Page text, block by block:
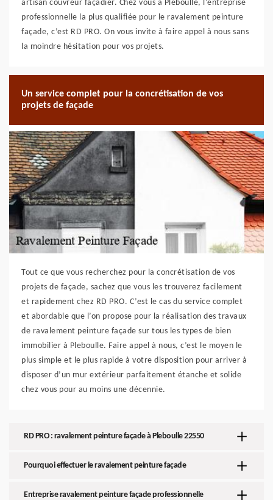
artisan couvreur façadier. Chez vous à Pleboulle, l’entreprise
professionnelle la plus qualifiée pour le ravalement peinture
façade, c’est RD PRO. On vous invite à faire appel à nous sans
la moindre hésitation pour vos projets.
Un service complet pour la concrétisation de vos
projets de façade
Tout ce que vous recherchez pour la concrétisation de vos
projets de façade, sachez que vous les trouverez facilement
et rapidement chez RD PRO. C’est le cas du service complet
et abordable que l’on propose pour la réalisation des travaux
de ravalement peinture façade sur tous les types de bien
immobilier à Pleboulle. Faire appel à nous, c’est le moyen le
plus simple et le plus rapide à votre disposition pour arriver à
disposer d’un mur extérieur parfaitement étanche et solide
chez vous pour au moins une décennie.
RD PRO : ravalement peinture façade à Pleboulle 22550
Pourquoi effectuer le ravalement peinture façade
Entreprise ravalement peinture façade professionnelle